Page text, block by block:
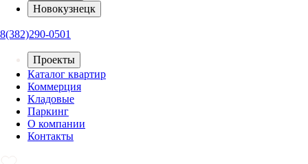
Новокузнецк
8(382)290-0501
Проекты
Каталог квартир
Коммерция
Кладовые
Паркинг
О компании
Контакты